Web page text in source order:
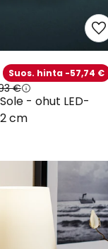
- ohut LED-
cm
Suos. hinta -57,74 €
€